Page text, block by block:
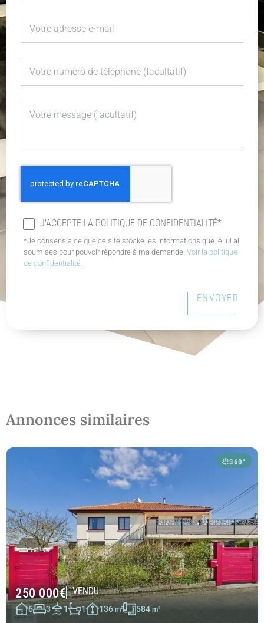
J'ACCEPTE LA POLITIQUE DE CONFIDENTIALITÉ*
*Je consens à ce que ce site stocke les informations que je lui ai
soumises pour pouvoir répondre à ma demande. Voir la politique
de confidentialité.
ENVOYER
Annonces similaires
360°
250 000€ VENDU
6 3 1 1 136 m² 584 m²